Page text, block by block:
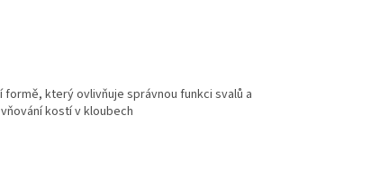
který ovlivňuje správnou funkci svalů a
kostí v kloubech